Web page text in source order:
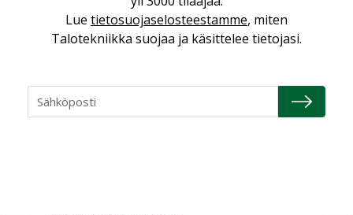
Datakeskusurakointi on tekniikkalaji
LEHDEN ARTIKKELIT
yhdistävät useita teknisiä osaamisalueita
saman katon alle”
Lue tietosuojaselosteestamme, miten
Talotekniikka suojaa ja käsittelee tietojasi.